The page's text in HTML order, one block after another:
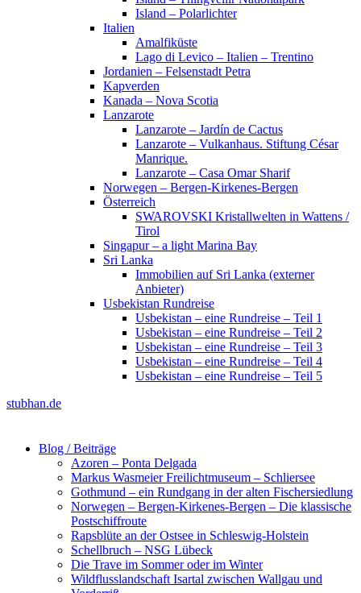
Island – Polarlichter
Italien
Amalfiküste
Lago di Levico – Italien – Trentino
Jordanien – Felsenstadt Petra
Kapverden
Kanada – Nova Scotia
Lanzarote
Lanzarote – Jardín de Cactus
Lanzarote – Vulkanhaus. Stiftung César
Manrique.
Lanzarote – Casa Omar Sharif
Norwegen – Bergen-Kirkenes-Bergen
Österreich
SWAROVSKI Kristallwelten in Wattens /
Tirol
Singapur – a light Marina Bay
Sri Lanka
Immobilien auf Sri Lanka (externer
Anbieter)
Usbekistan Rundreise
Usbekistan – eine Rundreise – Teil 1
Usbekistan – eine Rundreise – Teil 2
Usbekistan – eine Rundreise – Teil 3
Usbekistan – eine Rundreise – Teil 4
Usbekistan – eine Rundreise – Teil 5
stubhan.de
Blog / Beiträge
Azoren – Ponta Delgada
Markus Wasmeier Freilichtmuseum – Schliersee
Gothmund – ein Rundgang in der alten Fischersiedlung
Norwegen – Bergen-Kirkenes-Bergen – Die klassische
Postschiffroute
Rapsblüte an der Ostsee in Schleswig-Holstein
Schellbruch – NSG Lübeck
Die Trave im Sommer oder im Winter
Wildflusslandschaft Isartal zwischen Wallgau und